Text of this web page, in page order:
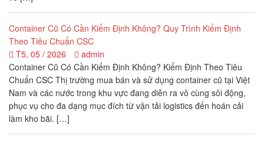
Container Cũ Có Cần Kiểm Định Không? Quy Trình Kiểm Định
Theo Tiêu Chuẩn CSC
T5, 05 / 2026
admin
Container Cũ Có Cần Kiểm Định Không? Kiểm Định Theo Tiêu
Chuẩn CSC Thị trường mua bán và sử dụng container cũ tại Việt
Nam và các nước trong khu vực đang diễn ra vô cùng sôi động,
phục vụ cho đa dạng mục đích từ vận tải logistics đến hoán cải
làm kho bãi. […]